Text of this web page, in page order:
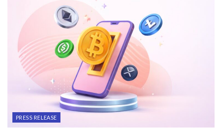
PRESS RELEASE